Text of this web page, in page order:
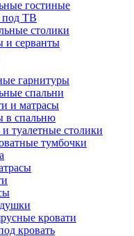
гостиные
ТВ
столики
и серванты
гарнитуры
спальни
и матрасы
спальню
туалетные столики
тумбочки
кровати
кровать